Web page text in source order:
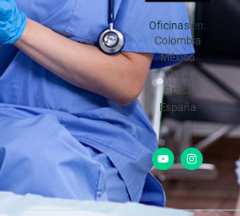
Oficinas en:
Colombia
México
Perú
Brasil
España